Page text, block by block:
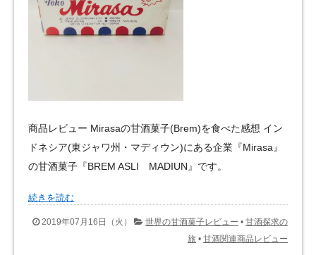
商品レビュー Mirasaの甘酒菓子(Brem)を食べた感想 イン
ドネシア(東ジャワ州・マディウン)にある企業『Mirasa』
の甘酒菓子『BREM ASLI MADIUN』です。
続きを読む
2019年07月16日（火） 世界の甘酒菓子レビュー • 甘酒探求の
旅 • 甘酒関連商品レビュー